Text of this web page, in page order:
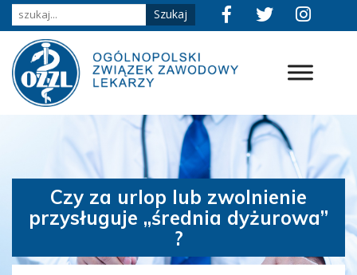
Czy za urlop lub zwolnienie
przysługuje „średnia dyżurowa”
?